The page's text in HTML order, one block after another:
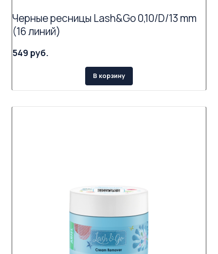
Черные ресницы Lash&Go 0,10/D/13 mm
(16 линий)
549 руб.
В корзину